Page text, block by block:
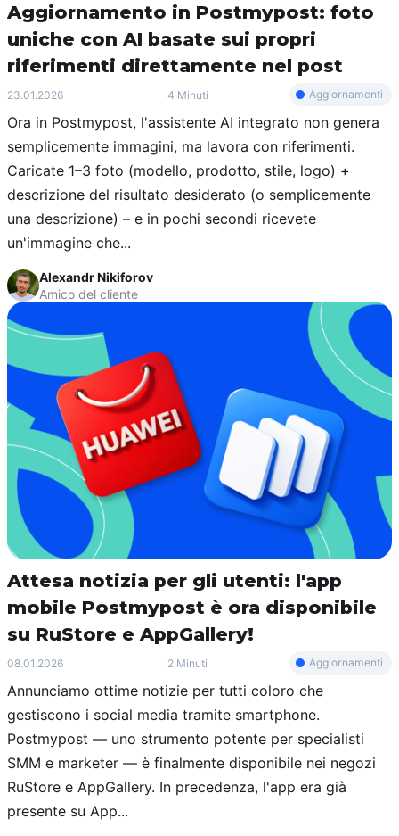
Aggiornamento in Postmypost: foto
uniche con AI basate sui propri
riferimenti direttamente nel post
23.01.2026 4 Minuti Aggiornamenti
Ora in Postmypost, l'assistente AI integrato non genera
semplicemente immagini, ma lavora con riferimenti.
Caricate 1–3 foto (modello, prodotto, stile, logo) +
descrizione del risultato desiderato (o semplicemente
una descrizione) – e in pochi secondi ricevete
un'immagine che...
Alexandr Nikiforov
Amico del cliente
Attesa notizia per gli utenti: l'app
mobile Postmypost è ora disponibile
su RuStore e AppGallery!
08.01.2026 2 Minuti Aggiornamenti
Annunciamo ottime notizie per tutti coloro che
gestiscono i social media tramite smartphone.
Postmypost — uno strumento potente per specialisti
SMM e marketer — è finalmente disponibile nei negozi
RuStore e AppGallery. In precedenza, l'app era già
presente su App...